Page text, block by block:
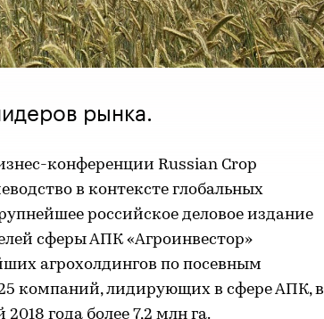
рынка.
конференции Russian Crop
в контексте глобальных
российское деловое издание
сферы АПК «Агроинвестор»
агрохолдингов по посевным
компаний, лидирующих в сфере АПК, в
года более 7,2 млн га.